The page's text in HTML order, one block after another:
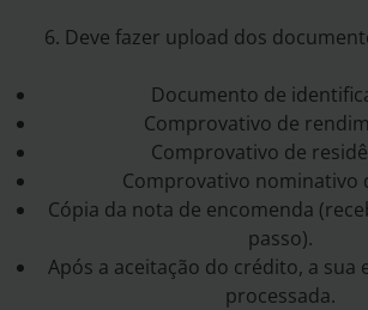
6. Deve fazer upload dos
Documento de
Comprovativo de
Comprovativo de
Comprovativo nominativo
Cópia da nota de encomenda
passo).
Após a aceitação do crédito, a sua
processada.